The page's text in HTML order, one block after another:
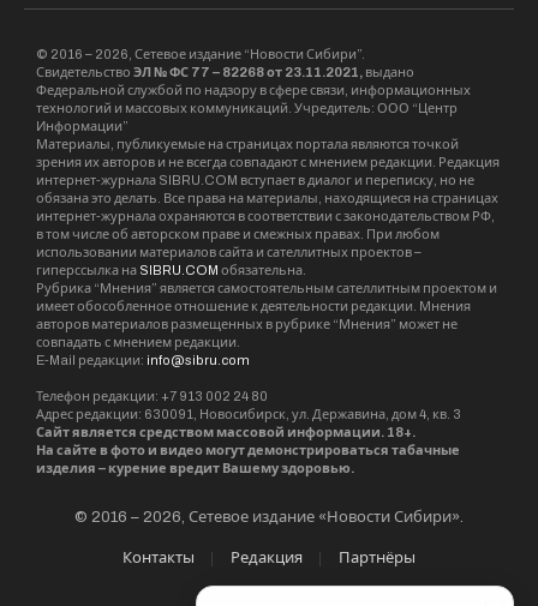
© 2016 – 2026, Сетевое издание “Новости Сибири”.
Свидетельство ЭЛ № ФС 77 – 82268 от 23.11.2021, выдано
Федеральной службой по надзору в сфере связи, информационных
технологий и массовых коммуникаций. Учредитель: ООО “Центр
Информации”
Материалы, публикуемые на страницах портала являются точкой
зрения их авторов и не всегда совпадают с мнением редакции. Редакция
интернет-журнала SIBRU.COM вступает в диалог и переписку, но не
обязана это делать. Все права на материалы, находящиеся на страницах
интернет-журнала охраняются в соответствии с законодательством РФ,
в том числе об авторском праве и смежных правах. При любом
использовании материалов сайта и сателлитных проектов –
гиперссылка на SIBRU.COM обязательна.
Рубрика “Мнения” является самостоятельным сателлитным проектом и
имеет обособленное отношение к деятельности редакции. Мнения
авторов материалов размещенных в рубрике “Мнения” может не
совпадать с мнением редакции.
E-Mail редакции: info@sibru.com
Телефон редакции: +7 913 002 24 80
Адрес редакции: 630091, Новосибирск, ул. Державина, дом 4, кв. 3
Сайт является средством массовой информации. 18+.
На сайте в фото и видео могут демонстрироваться табачные
изделия – курение вредит Вашему здоровью.
© 2016 – 2026, Сетевое издание «Новости Сибири».
Контакты Редакция Партнёры